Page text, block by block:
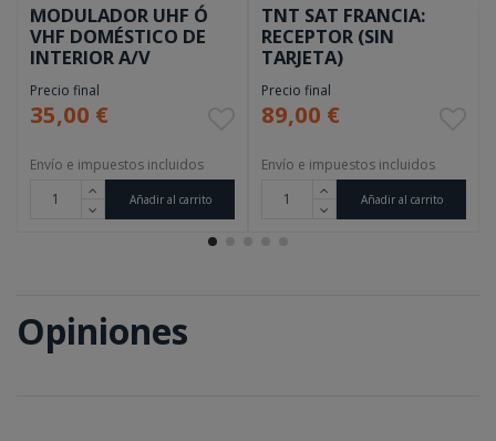
MODULADOR UHF Ó
VHF DOMÉSTICO DE
INTERIOR A/V
Precio final
35,00 €
Envío e impuestos incluidos
Añadir al carrito
TNT SAT FRANCIA:
RECEPTOR (SIN
TARJETA)
Precio final
89,00 €
Envío e impuestos incluidos
Añadir al carrito
Opiniones